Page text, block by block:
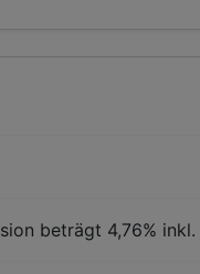
beträgt 4,76%